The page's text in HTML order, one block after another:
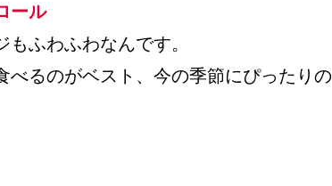
ール
ふわふわなんです。
るのがベスト、今の季節にぴったりの